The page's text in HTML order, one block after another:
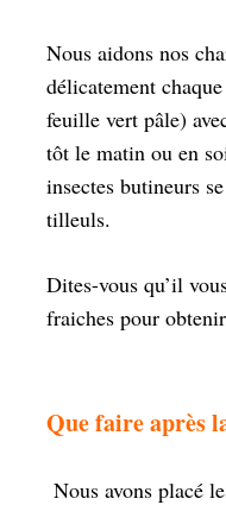
Nous aidons nos
délicatement chaque
feuille vert pâle)
tôt le matin ou en
insectes butineurs
tilleuls.
Dites-vous qu’il
fraiches pour
Que faire après
Nous avons placé